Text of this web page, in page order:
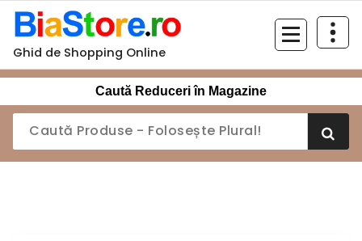
Sari
conținut
Ghid de Shopping Online
Caută Reduceri în Magazine